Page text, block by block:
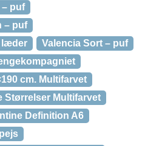
– puf
– puf
læder
Valencia Sort – puf
cm. Multifarvet
Størrelser Multifarvet
Definition A6